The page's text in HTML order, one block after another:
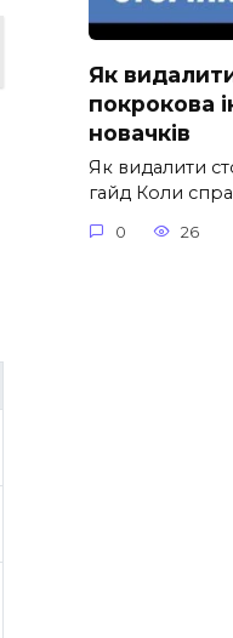
Як
покрокова
новачків
Як видалити
гайд Коли
0 26